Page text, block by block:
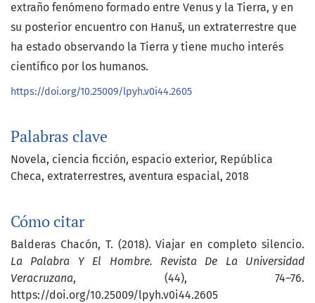
Palabras clave
Novela ciencia ficción espacio exterior República
Checa extraterrestres aventura espacial 2018
Cómo citar
Balderas Chacón, T. (2018). Viajar en completo silencio.
La Palabra Y El Hombre. Revista De La Universidad
Veracruzana, (44), 74–76.
https://doi.org/10.25009/lpyh.v0i44.2605
extraño fenómeno formado entre Venus y la Tierra, y en
su posterior encuentro con Hanuš, un extraterrestre que
ha estado observando la Tierra y tiene mucho interés
científico por los humanos.
https://doi.org/10.25009/lpyh.v0i44.2605